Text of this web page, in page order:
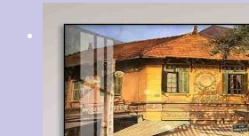
Tìm
kiếm: